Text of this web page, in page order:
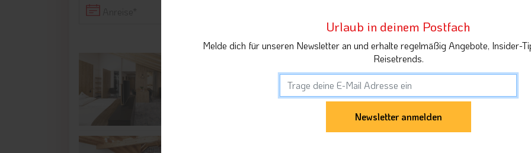
Preis für 2
für 2 - 6 Personen | 45 m²
Urlaub in deinem Postfach
Melde dich für unseren Newsletter an und erhalte regelmäßig Angebote, Insider-
Reisetrends.